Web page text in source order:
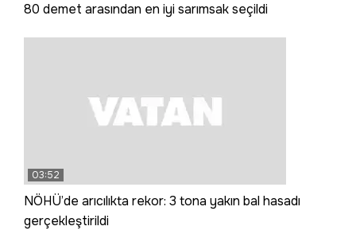
80 demet arasından en iyi sarımsak seçildi
03:52
NÖHÜ’de arıcılıkta rekor: 3 tona yakın bal hasadı
gerçekleştirildi